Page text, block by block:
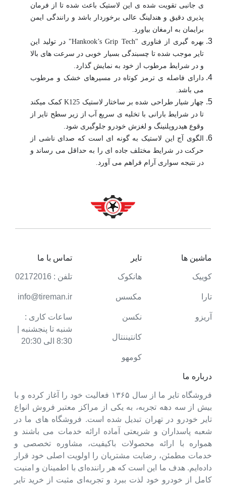
ی جانبی تقویت شده ی این لاستیک باعث شده تا از فرمان
پذیری دقیق و هندلینگ عالی برخوردار باشد و رانندگی ایمن
برایمان به ارمغان بیاورد.
بهره گیری از فناوری "Hankook’s Grip Tech" در تولید این
تایر موجب شده تا چسبندگی بسیار خوبی در سرعت های بالا
و در شرایط مرطوب از خود به نمایش گذارد.
دارای فاصله ی ترمز کوتاه در مسیرهای خشک و مرطوب
می باشد.
چهار شیار طراحی شده بر ساختار لاستیک K125 کمک میکند
تا در شرایط بارانی با تخلیه ی سریع آب از زیر سطح تایر از
وقوع هیدروپلنینگ و لغزش خودرو جلوگیری شود.
الگوی آج این لاستیک به گونه ای است که صدای ناشی از
حرکت در شرایط مختلف جاده ای را به حداقل می رساند و
در نتیجه سواری آرام فراهم می آورد.
درباره ما
فروشگاه تایر ما از سال ۱۳۶۵ فعالیت خود را آغاز کرده و با
بیش از سه دهه تجربه، به یکی از مراکز معتبر فروش انواع
تایر خودرو در تهران تبدیل شده است. فروشگاه های ما در
شعبه پاسداران و شریعتی آماده ارائه خدمات می باشند و
همواره با ارائه محصولات باکیفیت، مشاوره تخصصی و
خدمات مطمئن، رضایت مشتریان را اولویت اصلی خود قرار
داده‌ایم. هدف ما این است که هر راننده‌ای با اطمینان و امنیت
کامل از خودرو خود لذت ببرد و تجربه‌ای مثبت از خرید تایر
ماشین ها
کوییک
تارا
آریزو
تایر
هانکوک
مکسس
نکسن
کانتیننتال
کومهو
تماس با ما
تلفن : 02172016
info@tireman.ir
ساعات کاری :
شنبه تا پنجشنبه |
8:30 الی 20:30